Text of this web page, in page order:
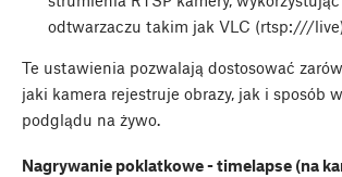
odtwarzaczu takim jak VLC (rtsp:///
Te ustawienia pozwalają dostosować
jaki kamera rejestruje obrazy, jak i sposób
podglądu na żywo.
Nagrywanie poklatkowe - timelapse (na